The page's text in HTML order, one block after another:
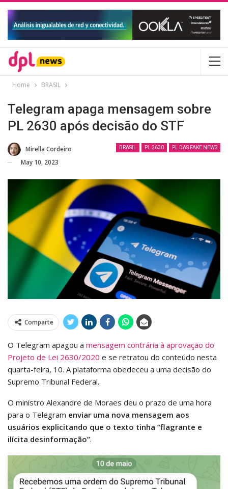
Home BRASIL
Telegram apaga mensagem sobre
PL 2630 após decisão do STF
BRASIL PL 2630 PL DAS FAKE NEWS
Mirella Cordeiro
May 10, 2023
Comparte
O Telegram apagou a mensagem contrária à aprovação do
Projeto de Lei 2630/2020 e se retratou do conteúdo nesta
quarta-feira, 10. A plataforma obedeceu a uma decisão do
Supremo Tribunal Federal.
O ministro Alexandre de Moraes deu o prazo de uma hora
para o Telegram enviar uma nova mensagem aos
usuários explicitando que o texto tinha “flagrante e
ilícita desinformação”.